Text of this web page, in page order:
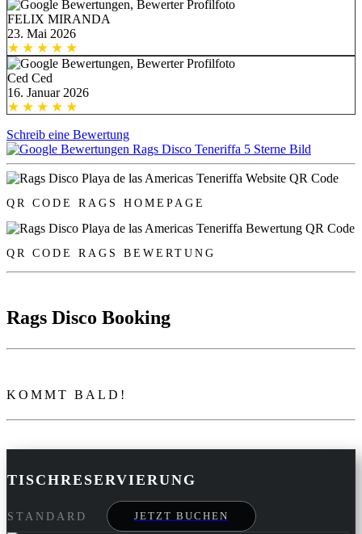
FELIX MIRANDA
23. Mai 2026
Ced Ced
16. Januar 2026
Schreib eine Bewertung
QR CODE RAGS HOMEPAGE
QR CODE RAGS BEWERTUNG
Rags Disco Booking
KOMMT BALD!
TISCHRESERVIERUNG
STANDARD JETZT BUCHEN